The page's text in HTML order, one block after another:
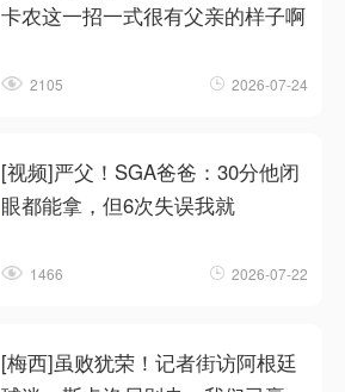
卡农这一招一式很有父亲的样子啊
2105 2026-07-24
[视频]严父！SGA爸爸：30分他闭
眼都能拿，但6次失误我就
1466 2026-07-22
[梅西]虽败犹荣！记者街访阿根廷